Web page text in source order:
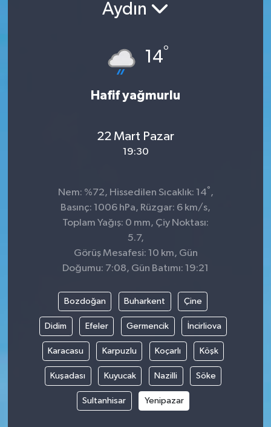
Aydın
14°
Hafif yağmurlu
22 Mart Pazar
19:30
Nem: %72, Hissedilen Sıcaklık: 14° ,
Basınç: 1006 hPa, Rüzgar: 6 km/s,
Toplam Yağış: 0 mm, Çiy Noktası:
5.7,
Görüş Mesafesi: 10 km, Gün
Doğumu: 7:08, Gün Batımı: 19:21
Bozdoğan Buharkent Çine
Didim Efeler Germencik İncirliova
Karacasu Karpuzlu Koçarlı Köşk
Kuşadası Kuyucak Nazilli Söke
Sultanhisar Yenipazar